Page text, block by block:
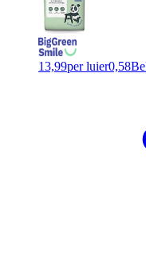
13,99per luier0,58